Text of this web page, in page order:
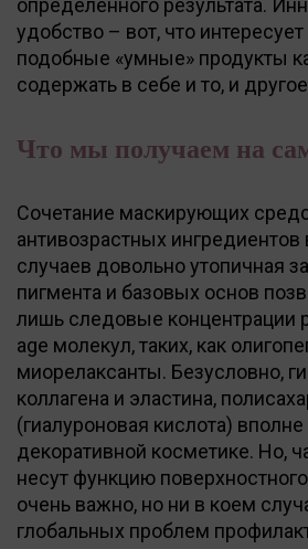
определенного результата.
удобство – вот, что интересует
подобные «умные» продукты
содержать в себе и то, и
Что мы получаем на
Сочетание маскирующих
антивозрастных
случаев довольно утопичная
пигмента и базовых основ
лишь следовые концентрации
аge молекул, таких, как
миорелаксанты. Безусловно,
коллагена и эластина,
(гиалуроновая кислота)
декоративной косметике. Но,
несут функцию
очень важно, но ни в коем
глобальных проблем